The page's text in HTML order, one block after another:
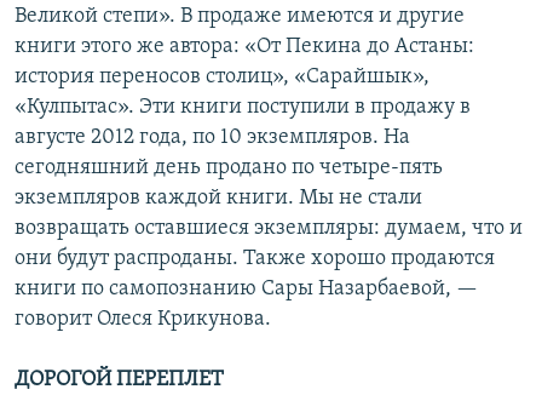
Великой степи». В продаже имеются и другие
книги этого же автора: «От Пекина до Астаны:
история переносов столиц», «Сарайшык»,
«Кулпытас». Эти книги поступили в продажу в
августе 2012 года, по 10 экземпляров. На
сегодняшний день продано по четыре-пять
экземпляров каждой книги. Мы не стали
возвращать оставшиеся экземпляры: думаем, что и
они будут распроданы. Также хорошо продаются
книги по самопознанию Сары Назарбаевой, —
говорит Олеся Крикунова.
ДОРОГОЙ ПЕРЕПЛЕТ